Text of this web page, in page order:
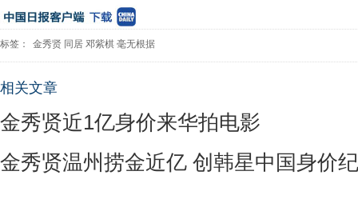
标签： 金秀贤 同居 邓紫棋 毫无根据
相关文章
金秀贤近1亿身价来华拍电影
金秀贤温州捞金近亿 创韩星中国身价